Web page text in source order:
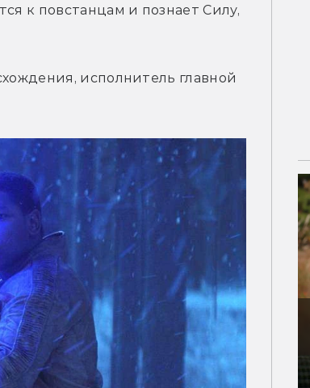
к повстанцам и познает Силу,
исполнитель главной